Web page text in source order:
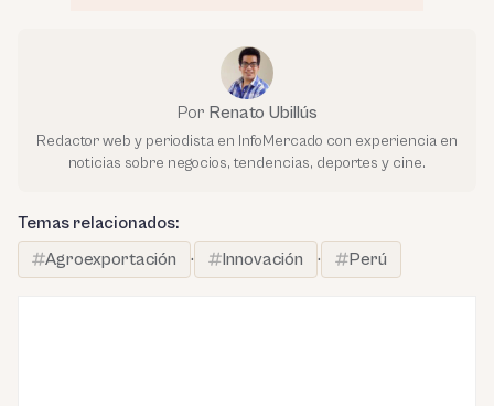
Por Renato Ubillús
Redactor web y periodista en InfoMercado con experiencia en
noticias sobre negocios, tendencias, deportes y cine.
Temas relacionados:
Agroexportación
· Innovación · Perú